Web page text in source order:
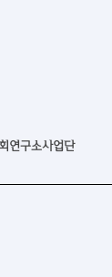
연구소사업단